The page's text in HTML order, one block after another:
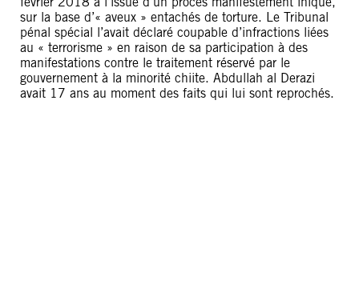
sur la base d’« aveux » entachés de torture. Le Tribunal
pénal spécial l’avait déclaré coupable d’infractions liées
au « terrorisme » en raison de sa participation à des
manifestations contre le traitement réservé par le
gouvernement à la minorité chiite. Abdullah al Derazi
avait 17 ans au moment des faits qui lui sont reprochés.